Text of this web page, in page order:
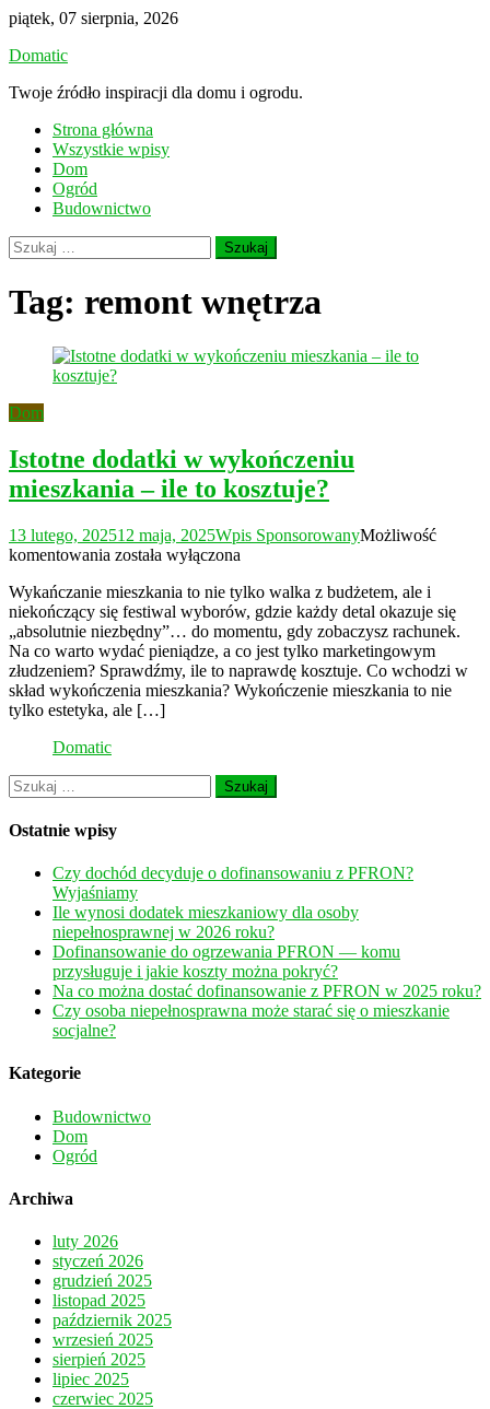
Skip
content
piątek, 07 sierpnia, 2026
Domatic
Twoje źródło inspiracji dla domu i ogrodu.
Strona główna
Wszystkie wpisy
Dom
Ogród
Budownictwo
Szukaj:
Tag: remont wnętrza
Dom
Istotne dodatki w wykończeniu
mieszkania – ile to kosztuje?
13 lutego, 202512 maja, 2025Wpis SponsorowanyMożliwość
komentowania Istotne
w
wykończeniu
mieszkania
–
ile
to
kosztuje?
została wyłączona
Wykańczanie mieszkania to nie tylko walka z budżetem, ale i
niekończący się festiwal wyborów, gdzie każdy detal okazuje się
„absolutnie niezbędny”… do momentu, gdy zobaczysz rachunek.
Na co warto wydać pieniądze, a co jest tylko marketingowym
złudzeniem? Sprawdźmy, ile to naprawdę kosztuje. Co wchodzi w
skład wykończenia mieszkania? Wykończenie mieszkania to nie
tylko estetyka, ale […]
Domatic
Szukaj:
Ostatnie wpisy
Czy dochód decyduje o dofinansowaniu z PFRON?
Wyjaśniamy
Ile wynosi dodatek mieszkaniowy dla osoby
niepełnosprawnej w 2026 roku?
Dofinansowanie do ogrzewania PFRON — komu
przysługuje i jakie koszty można pokryć?
Na co można dostać dofinansowanie z PFRON w 2025 roku?
Czy osoba niepełnosprawna może starać się o mieszkanie
socjalne?
Kategorie
Budownictwo
Dom
Ogród
Archiwa
luty 2026
styczeń 2026
grudzień 2025
listopad 2025
październik 2025
wrzesień 2025
sierpień 2025
lipiec 2025
czerwiec 2025